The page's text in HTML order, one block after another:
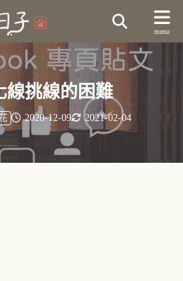
線挑線的困難
2020-12-09 2021-02-04